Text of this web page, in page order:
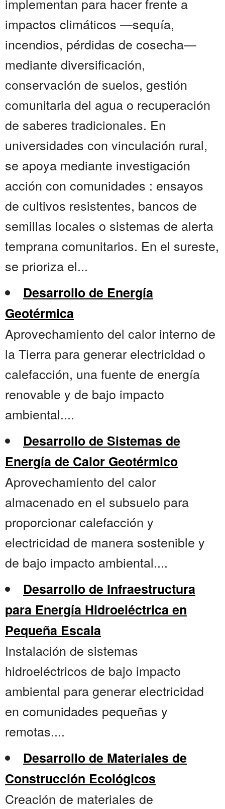
impactos climáticos —sequía,
incendios, pérdidas de cosecha—
mediante diversificación,
conservación de suelos, gestión
comunitaria del agua o recuperación
de saberes tradicionales. En
universidades con vinculación rural,
se apoya mediante investigación
acción con comunidades : ensayos
de cultivos resistentes, bancos de
semillas locales o sistemas de alerta
temprana comunitarios. En el sureste,
se prioriza el...
Desarrollo de Energía
Geotérmica
Aprovechamiento del calor interno de
la Tierra para generar electricidad o
calefacción, una fuente de energía
renovable y de bajo impacto
ambiental....
Desarrollo de Sistemas de
Energía de Calor Geotérmico
Aprovechamiento del calor
almacenado en el subsuelo para
proporcionar calefacción y
electricidad de manera sostenible y
de bajo impacto ambiental....
Desarrollo de Infraestructura
para Energía Hidroeléctrica en
Pequeña Escala
Instalación de sistemas
hidroeléctricos de bajo impacto
ambiental para generar electricidad
en comunidades pequeñas y
remotas....
Desarrollo de Materiales de
Construcción Ecológicos
Creación de materiales de